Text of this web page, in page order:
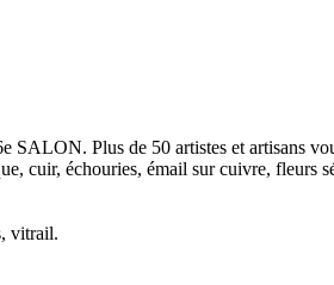
Plus de 50 artistes et artisans
cuir, échouries, émail sur cuivre, fleurs
vitrail.